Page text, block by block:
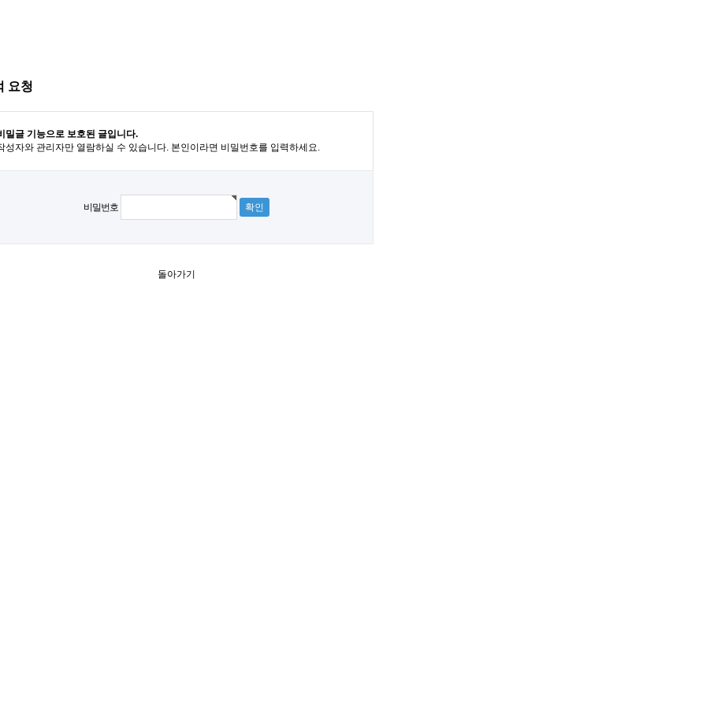
요청
밀글 기능으로 보호된 글입니다.
성자와 관리자만 열람하실 수 있습니다. 본인이라면 비밀번호를 입력하세요.
비밀번호
돌아가기